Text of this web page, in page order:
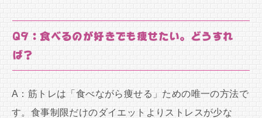
Q9：食べるのが好きでも痩せたい。どうすれ
ば？
A：筋トレは「食べながら痩せる」ための唯一の方法で
す。食事制限だけのダイエットよりストレスが少な